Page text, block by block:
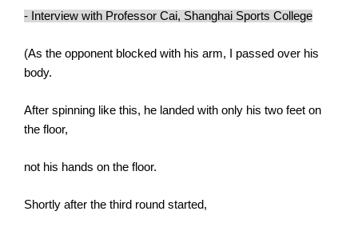
- Interview with Professor Cai, Shanghai Sports College
(As the opponent blocked with his arm, I passed over his
body.
After spinning like this, he landed with only his two feet on
the floor,
not his hands on the floor.
Shortly after the third round started,